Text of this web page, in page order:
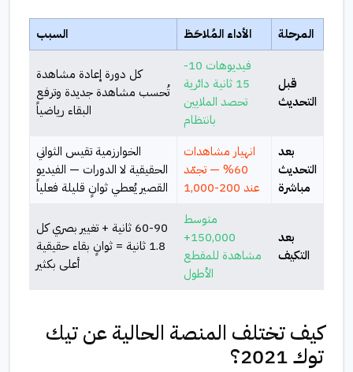
المرحلة الأداء المُلاحَظ السبب
قبل
التحديث
فيديوهات 10-
15 ثانية دائرية
تحصد الملايين
بانتظام
كل دورة إعادة مشاهدة
تُحسب مشاهدة جديدة وترفع
البقاء رياضياً
بعد
التحديث
مباشرة
انهيار مشاهدات
60% — تجمّد
عند 200-1,000
الخوارزمية تقيس الثواني
الحقيقية لا الدورات — الفيديو
القصير يُعطي ثوانٍ قليلة فعلياً
بعد
التكيف
متوسط
150,000+
مشاهدة للمقطع
الأطول
60-90 ثانية + تغيير بصري كل
1.8 ثانية = ثوانٍ بقاء حقيقية
أعلى بكثير
كيف تختلف المنصة الحالية عن تيك
توك 2021؟